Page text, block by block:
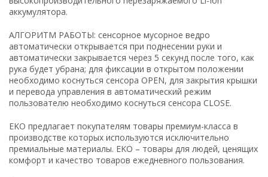
аккумулятора.
АЛГОРИТМ РАБОТЫ: сенсорное мусорное ведро
автоматически открывается при поднесении руки и
автоматически закрывается через 5 секунд после того, как
рука будет убрана; для фиксации в открытом положении
необходимо коснуться сенсора OPEN, для закрытия крышки
и перевода управления в автоматический режим
пользователю необходимо коснуться сенсора CLOSE.
EKO предлагает покупателям товары премиум-класса в
производстве которых используются исключительно
премиальные материалы. EKO – товары для людей, ценящих
комфорт и качество товаров ежедневного пользования.